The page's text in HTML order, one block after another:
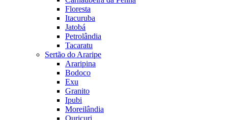
Floresta
Itacuruba
Jatobá
Petrolândia
Tacaratu
Sertão do Araripe
Araripina
Bodoco
Exu
Granito
Ipubi
Moreilândia